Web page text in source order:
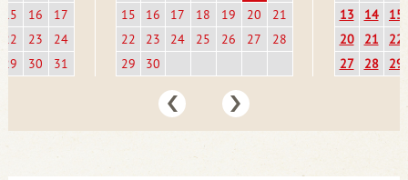
15
16
17
22
23
24
29
30 31
15
16 17 18 19 20
21
22
23 24 25 26 27
28
29
30
13
14
15
20
21
22
27
28 29